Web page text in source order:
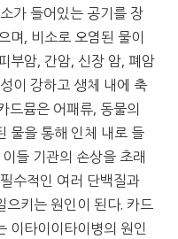
가 들어있는 공기를 장
며, 비소로 오염된 물이
부암, 간암, 신장 암, 폐암
이 강하고 생체 내에 축
드뮴은 어패류, 동물의
물을 통해 인체 내로 들
들 기관의 손상을 초래
수적인 여러 단백질과
으키는 원인이 된다. 카드
이타이이타이병의 원인